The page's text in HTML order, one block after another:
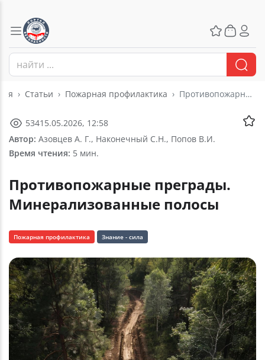
Статьи Пожарная профилактика Противопожарные преграды. Минерализованные полосы
15.05.2026, 12:58
Автор: Азовцев А. Г., Наконечный С.Н., Попов В.И.
534
Время чтения: 5 мин.
Противопожарные преграды.
Минерализованные полосы
Пожарная профилактика Знание - сила